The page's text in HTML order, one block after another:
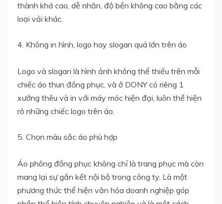
thành khá cao, dễ nhăn, độ bền không cao bằng các
loại vải khác.
4. Không in hình, logo hay slogan quá lớn trên áo
Logo và slogan là hình ảnh không thể thiếu trên mỗi
chiếc áo thun đồng phục, và ở DONY có riêng 1
xưởng thêu và in với máy móc hiện đại, luôn thể hiện
rõ những chiếc logo trên áo.
5. Chọn màu sắc áo phù hợp
Áo phông đồng phục không chỉ là trang phục mà còn
mang lại sự gắn kết nội bộ trong công ty. Là một
phương thức thể hiện văn hóa doanh nghiệp góp